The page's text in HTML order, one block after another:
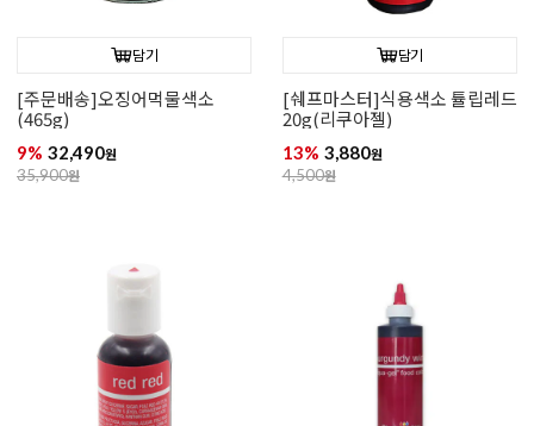
담기
[주문배송]오징어먹물색소
(465g)
9% 32,490원
35,900원
담기
[쉐프마스터]식용색소 튤립레드
20g(리쿠아젤)
13% 3,880원
4,500원